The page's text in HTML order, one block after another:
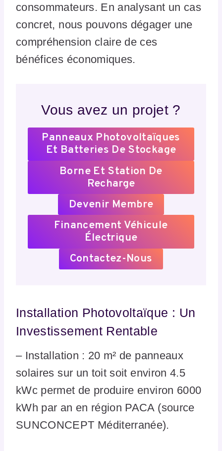
consommateurs. En analysant un cas
concret, nous pouvons dégager une
compréhension claire de ces
bénéfices économiques.
Vous avez un projet ?
Panneaux Photovoltaïques
Et Batteries De Stockage
Borne Et Station De
Recharge
Devenir Membre
Financement Véhicule
Électrique
Contactez-Nous
Installation Photovoltaïque : Un
Investissement Rentable
– Installation : 20 m² de panneaux
solaires sur un toit soit environ 4.5
kWc permet de produire environ 6000
kWh par an en région PACA (source
SUNCONCEPT Méditerranée).